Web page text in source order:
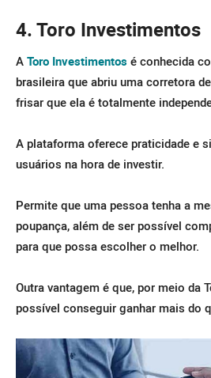
4. Toro Investimentos
A Toro Investimentos é conhecida
brasileira que abriu uma corretora
frisar que ela é totalmente
A plataforma oferece praticidade e
usuários na hora de investir.
Permite que uma pessoa tenha a
poupança, além de ser possível
para que possa escolher o melhor.
Outra vantagem é que, por meio da
possível conseguir ganhar mais do